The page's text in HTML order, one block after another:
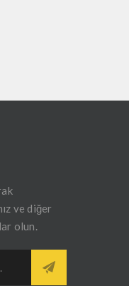
ve diğer
olun.